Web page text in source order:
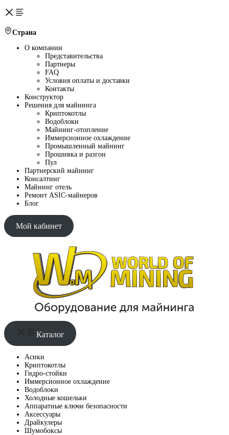
Страна
О компании
Представительства
Партнеры
FAQ
Условия оплаты и доставки
Контакты
Конструктор
Решения для майнинга
Криптокотлы
Водоблоки
Майнинг-отопление
Иммерсионное охлаждение
Промышленный майнинг
Прошивка и разгон
Пул
Партнерский майнинг
Консалтинг
Майнинг отель
Ремонт ASIC-майнеров
Блог
Мой кабинет
Каталог
Асики
Криптокотлы
Гидро-стойки
Иммерсионное охлаждение
Водоблоки
Холодные кошельки
Аппаратные ключи безопасности
Аксессуары
Драйкулеры
Шумобоксы